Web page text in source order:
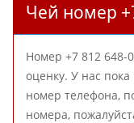
Чей номер
Номер +7 812 648-
оценку. У нас пока
номер телефона,
номера,